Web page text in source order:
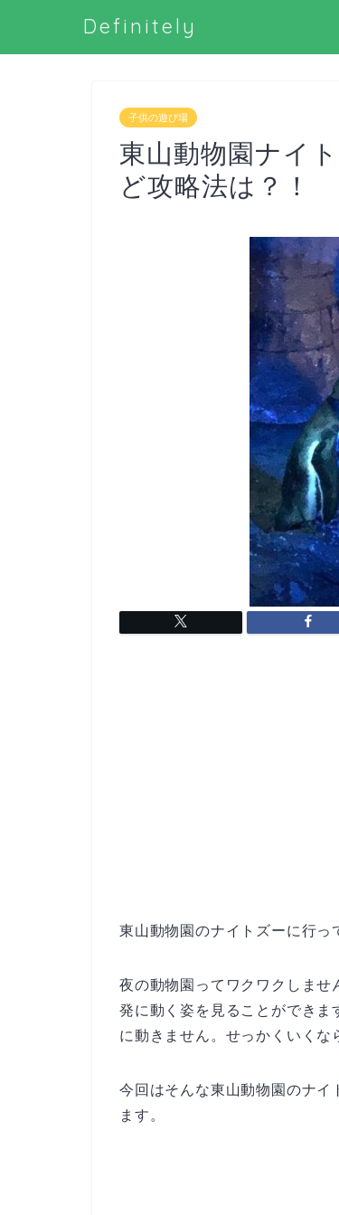
Definitely
子供の遊び場
東山動物園ナイ
ど攻略法は？！
東山動物園のナイトズーに行っ
夜の動物園ってワクワクしま
発に動く姿を見ることができ
に動きません。せっかくいくな
今回はそんな東山動物園のナイ
ます。